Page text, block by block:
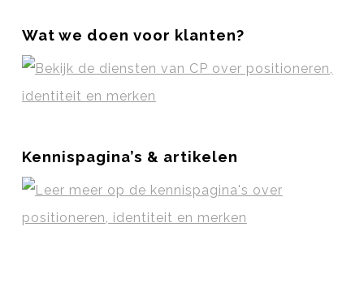
Wat we doen voor klanten?
Kennispagina’s & artikelen